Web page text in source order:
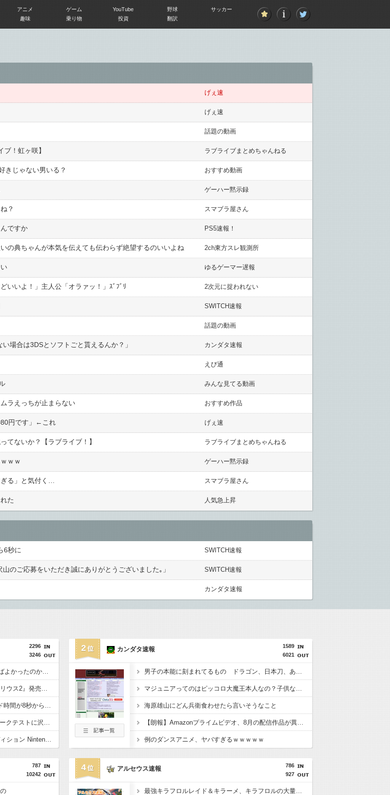
アニメ ゲーム YouTube 野球
サッカー
趣味 乗り物 投資 翻訳
げぇ速
げぇ速
話題の動画
ブ！虹ヶ咲】 ラブライブまとめちゃんねる
きじゃない男いる？ おすすめ動画
ゲーハー黙示録
？ スマブラ屋さん
ですか PS5速報！
の典ちゃんが本気を伝えても伝わらず絶望するのいいよね 2ch東方スレ観測所
ゆるゲーマー遅報
いいよ！」主人公「オラァッ！」ｽﾞﾌﾞﾘ 2次元に捉われない
SWITCH速報
話題の動画
場合は3DSとソフトごと貰えるんか？」 カンダタ速報
えび通
みんな見てる動画
ラえっちが止まらない おすすめ作品
円です」←これ げぇ速
てないか？【ラブライブ！】 ラブライブまとめちゃんねる
ｗｗ ゲーハー黙示録
る」と気付く… スマブラ屋さん
た 人気急上昇
6秒に SWITCH速報
のご応募をいただき誠にありがとうございました｡」 SWITCH速報
カンダタ速報
2296
3246
よかったのか…
ダークゴシックな2D弾幕STG『カラドリウス2』発売決定！
Switch2版『FF14』緊急メンテでロード時間が8秒から6秒に
フロム「『The Duskbloods』ネットワークテストに沢山のご応募をいただき誠にありがとうございました｡」
『ゼノブレイド ディフィニティブエディション Nintendo Switch 2 Edition』3,713 本
2
1589
6021
カンダタ速報
男子の本能に刻まれてるもの ドラゴン、日本刀、あと一つは？
マジュニアってのはピッコロ大魔王本人なの？子供なの？
海原雄山にどん兵衛食わせたら言いそうなこと
【朗報】Amazonプライムビデオ、8月の配信作品が異次元の凄さ！体感気温50度越えへ
例のダンスアニメ、ヤバすぎるｗｗｗｗｗ
787
10242
4
786
927
アルセウス速報
最強キラフロルレイド＆キラーメ、キラフロルの大量発生イベント開催中！